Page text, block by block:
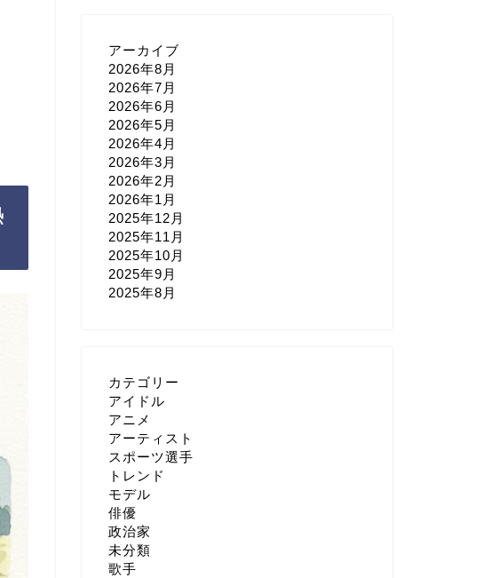
アーカイブ
2026年8月
2026年7月
2026年6月
2026年5月
2026年4月
2026年3月
2026年2月
2026年1月
2025年12月
2025年11月
2025年10月
2025年9月
2025年8月
カテゴリー
アイドル
アニメ
アーティスト
スポーツ選手
トレンド
モデル
俳優
政治家
未分類
歌手